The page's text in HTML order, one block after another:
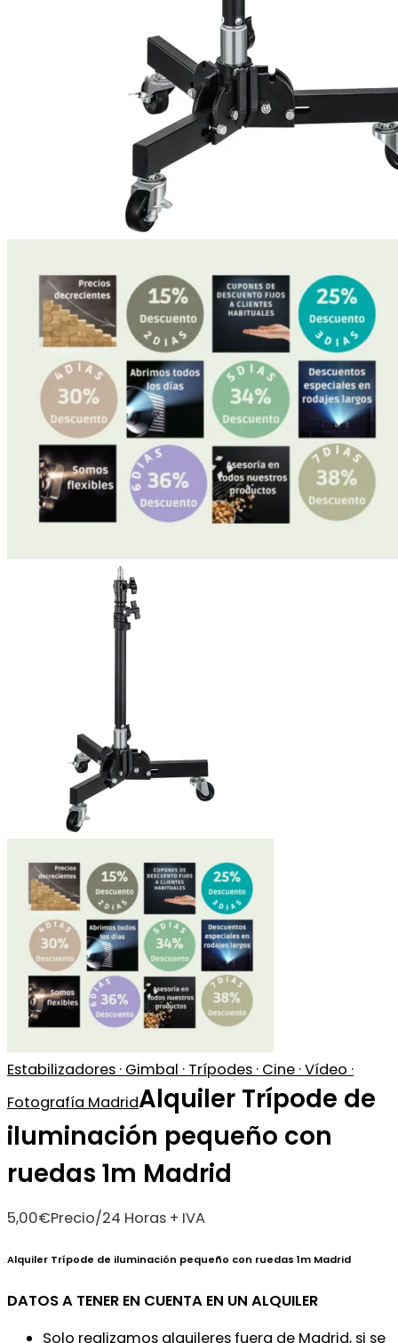
Estabilizadores · Gimbal · Trípodes · Cine · Vídeo ·
Fotografía MadridAlquiler Trípode de
iluminación pequeño con
ruedas 1m Madrid
5,00€Precio/24 Horas + IVA
Alquiler Trípode de iluminación pequeño con ruedas 1m Madrid
DATOS A TENER EN CUENTA EN UN ALQUILER
Solo realizamos alquileres fuera de Madrid, si se